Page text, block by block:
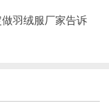
羽绒服厂家告诉